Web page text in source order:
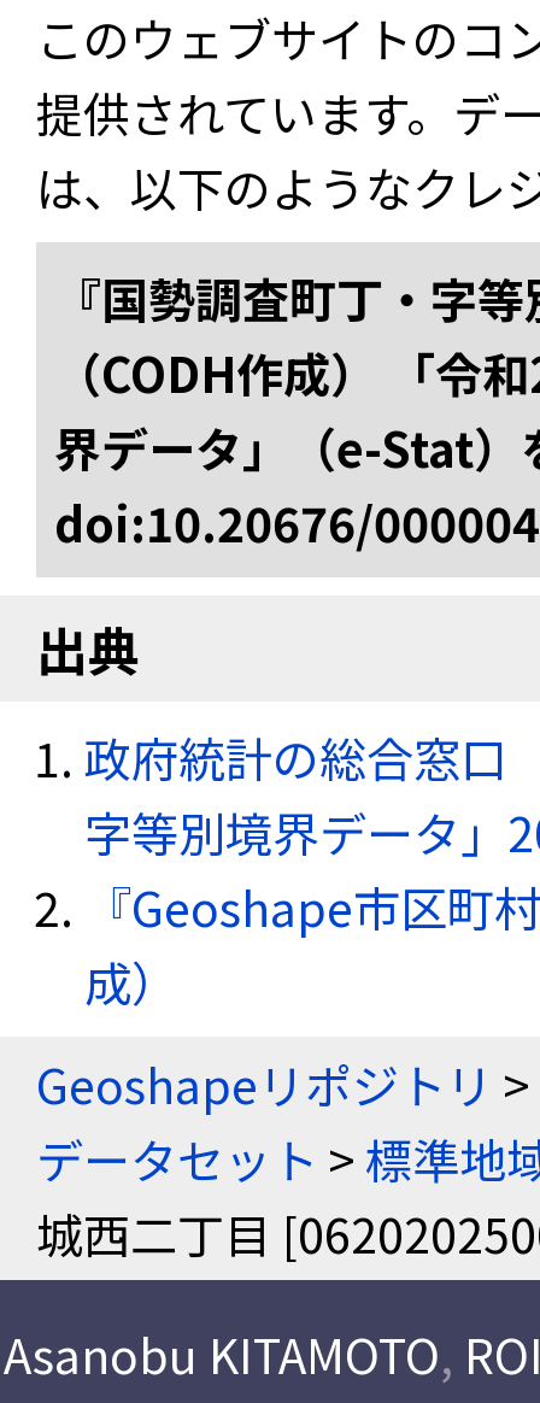
このウェブサイトのコ
提供されています。デ
は、以下のようなクレ
『国勢調査町丁・字
（CODH作成） 「令
界データ」（e-Stat）
doi:10.20676/
出典
政府統計の総合窓口
字等別境界データ」
『Geoshape市区町
成）
Geoshapeリポジトリ >
データセット >標準地
城西二丁目
Asanobu KITAMOTO,